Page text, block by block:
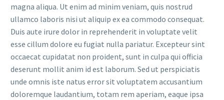
magna aliqua. Ut enim ad minim veniam, quis nostrud
ullamco laboris nisi ut aliquip ex ea commodo consequat.
Duis aute irure dolor in reprehenderit in voluptate velit
esse cillum dolore eu fugiat nulla pariatur. Excepteur sint
occaecat cupidatat non proident, sunt in culpa qui officia
deserunt mollit anim id est laborum. Sed ut perspiciatis
unde omnis iste natus error sit voluptatem accusantium
doloremque laudantium, totam rem aperiam, eaque ipsa